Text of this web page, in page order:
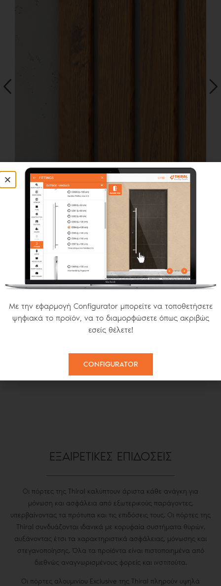
ΕΞΑΙΡΕΤΙΚΗ ΠΟΙΟΤΗΤΑ
Η Thiral σας προσφέρει τον ιδανικό σχεδιασμό που ταιριάζει
στη δική σας αισθητική, με μοναδικές εφαρμογές όπως Wood
Art Effect, Betton Effect, Μαύρα ή Λευκά γυαλιά ασφαλείας,
αλουμινίου της εισόδου σας. Το Wood Art Effect και το Betton
effect είναι καινοτόμα υλικά που κατασκευάζονται από ειδικό
σκυρόδεμα και δεν χρειάζονται συντήρηση. Κάθε πόρτα που
ΕΞΑΙΡΕΤΙΚΕΣ ΕΠΙΔΟΣΕΙΣ
Οι πόρτες της Thiral καλύπτουν άριστα κάθε ανάγκη για
μόνωση και ασφάλεια από εξωτερικούς παράγοντες,
υπερβαίνοντας τα πρότυπα και τις επιδόσεις τους. Οι πόρτες της
Thiral συνδυάζονται ιδανικά με κορυφαία συστήματα θυρών,
αυξάνοντας έτσι τα χαρακτηριστικά ασφάλειας, μόνωσης και
στεγανοποίησης. Όλα τα προϊόντα είναι πιστοποιημένα από
διεθνώς αναγνωρισμένους φορείς και ινστιτούτα.
Οι πόρτες αλουμινίου Exclusive της Thiral πληρούν υψηλά
Με την εφαρμογή Configurator μπορείτε να τοποθετήσετε
ψηφιακά το προϊόν, να το διαμορφώσετε όπως ακριβώς
εσείς θέλετε!
CONFIGURATOR